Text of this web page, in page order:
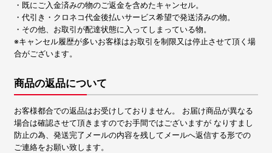
・既にご入金済みの物のご返金を含めたキャンセル。
・代引き・クロネコ代金後払いサービス希望で発送済みの物。
・その他、お取引が配達状態に入ってしまっている物。
※キャンセル履歴が多いお客様はお取引を制限又は停止させて頂く場
合がございます。
商品の返品について
お客様都合での返品はお受けしておりません。 お届け商品が異なる
場合は確認させて頂きますのでお手間ではございますが なりすまし
防止の為、発送完了メールの内容を残してメールへ返信する形での
ご連絡をお願い致します。